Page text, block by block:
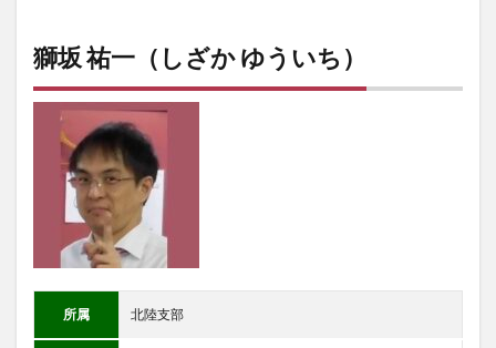
獅坂 祐一（しざか ゆういち）
所属 北陸支部